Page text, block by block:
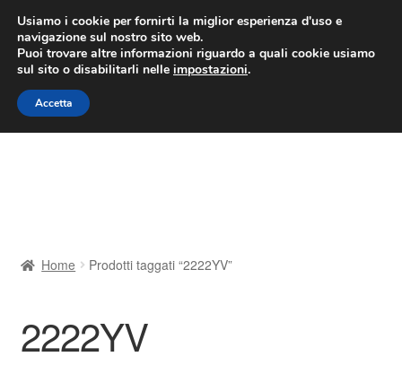
CONSEGNA da 7 EUR
Lun-Ven 9:00 - 16:00/800 580 290
Vai
alla
navigazione
Vai
al
contenuto
Contatto
Home Prodotti taggati “2222YV”
2222YV
Usiamo i cookie per fornirti la miglior esperienza d'uso e
navigazione sul nostro sito web.
Puoi trovare altre informazioni riguardo a quali cookie usiamo
sul sito o disabilitarli nelle impostazioni.
Accetta